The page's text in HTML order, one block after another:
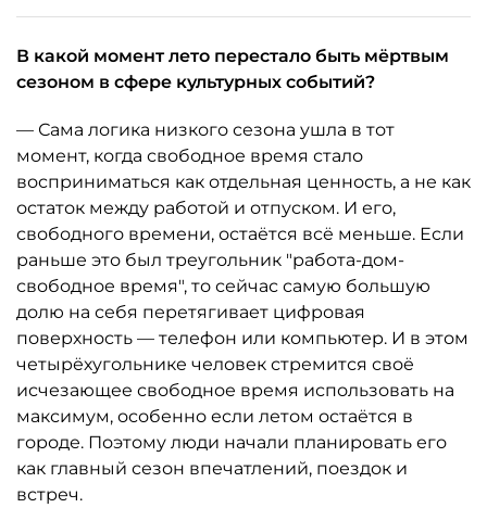
В какой момент лето перестало быть мёртвым
сезоном в сфере культурных событий?
— Сама логика низкого сезона ушла в тот
момент, когда свободное время стало
восприниматься как отдельная ценность, а не как
остаток между работой и отпуском. И его,
свободного времени, остаётся всё меньше. Если
раньше это был треугольник "работа-дом-
свободное время", то сейчас самую большую
долю на себя перетягивает цифровая
поверхность — телефон или компьютер. И в этом
четырёхугольнике человек стремится своё
исчезающее свободное время использовать на
максимум, особенно если летом остаётся в
городе. Поэтому люди начали планировать его
как главный сезон впечатлений, поездок и
встреч.